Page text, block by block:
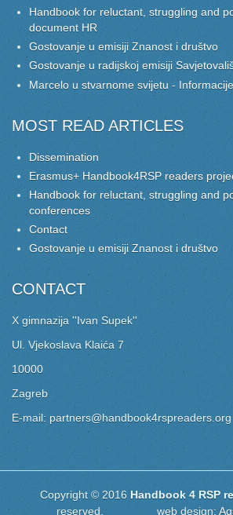
Handbook for reluctant, struggling and
document HR
Gostovanje u emisiji Znanost i društvo
Gostovanje u radijskoj emisiji
Marcelo u stvarnome svijetu -
MOST READ ARTICLES
Dissemination
Erasmus+ Handbook4RSP readers
Handbook for reluctant, struggling and
conferences
Contact
Gostovanje u emisiji Znanost i društvo
CONTACT
X gimnazija ''Ivan Supek''
Ul. Vjekoslava Klaića 7
10000
Zagreb
E-mail: partners@handbook4rspreaders.org
Copyright © 2016Handbook 4 RSP
reserved. web design: